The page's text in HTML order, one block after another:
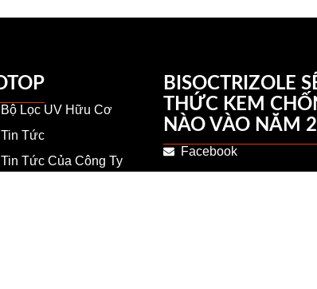
Bộ Lọc UV Hữu Cơ
Tin Tức
Tin Tức Của Công Ty
BISOCTRIZOLE
THỨC KEM
NÀO VÀO NĂM
Facebook